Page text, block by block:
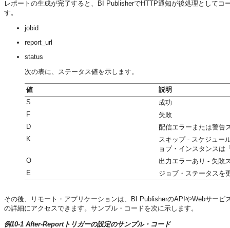
レポートの生成が完了すると、BI PublisherでHTTP通知が後処理として
す。
jobid
report_url
status
次の表に、ステータス値を示します。
値
説明
S
成功
F
失敗
D
配信エラーまたは警告
K
スキップ - スケジュー
ョブ・インスタンスは
O
出力エラーあり - 失敗
E
ジョブ・ステータスを
その後、リモート・アプリケーションは、BI PublisherのAPIやWebサー
の詳細にアクセスできます。サンプル・コードを次に示します。
例10-1 After-Reportトリガーの設定のサンプル・コード